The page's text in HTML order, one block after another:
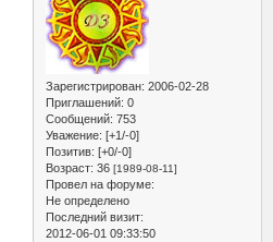
Зарегистрирован: 2006-02-28
Приглашений: 0
Сообщений: 753
Уважение: [+1/-0]
Позитив: [+0/-0]
Возраст: 36 [1989-08-11]
Провел на форуме:
Не определено
Последний визит:
2012-06-01 09:33:50